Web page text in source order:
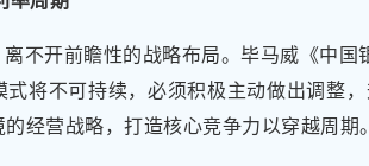
不开前瞻性的战略布局。毕马威《中
将不可持续，必须积极主动做出调整
经营战略，打造核心竞争力以穿越周期。